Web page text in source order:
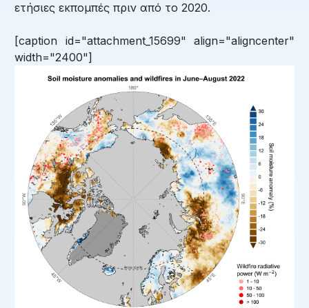
ετήσιες εκπομπές πριν από το 2020.
[caption id="attachment_15699" align="aligncenter"
width="2400"]